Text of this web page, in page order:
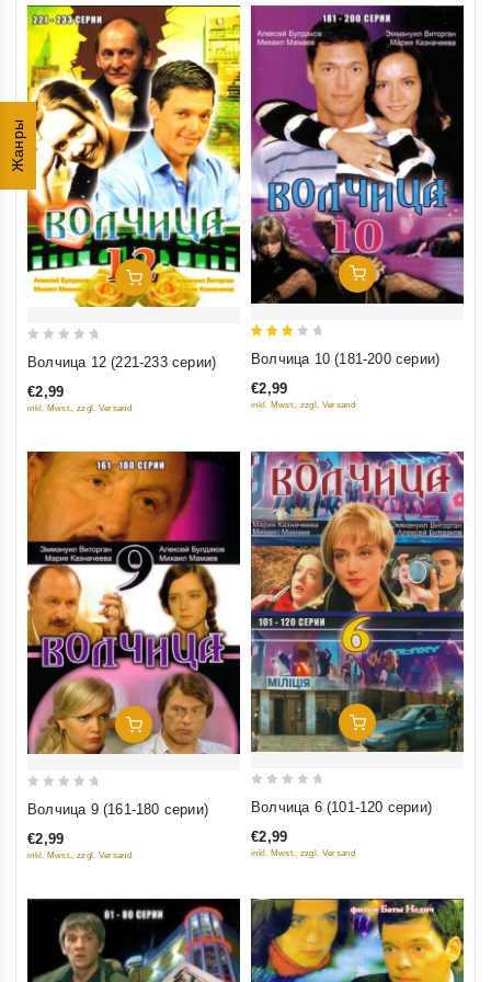
Жанры
Добавить В Корзину
of
Волчица 12 (221-233 серии)
€2,99
inkl. Mwst., zzgl. Versand
Добавить В Корзину
of 5
Волчица 10 (181-200 серии)
€2,99
inkl. Mwst., zzgl. Versand
Добавить В Корзину
of
Волчица 9 (161-180 серии)
€2,99
inkl. Mwst., zzgl. Versand
Добавить В Корзину
of
Волчица 6 (101-120 серии)
€2,99
inkl. Mwst., zzgl. Versand